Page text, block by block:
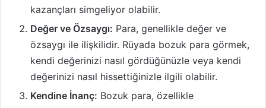
kazançları simgeliyor olabilir.
Değer ve Özsaygı: Para, genellikle değer ve
özsaygı ile ilişkilidir. Rüyada bozuk para görmek,
kendi değerinizi nasıl gördüğünüzle veya kendi
değerinizi nasıl hissettiğinizle ilgili olabilir.
Kendine İnanç: Bozuk para, özellikle